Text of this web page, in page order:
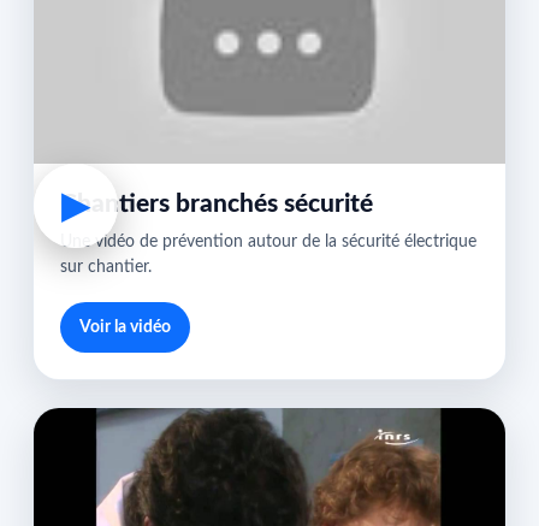
▶
Chantiers branchés sécurité
Une vidéo de prévention autour de la sécurité électrique
sur chantier.
Voir la vidéo